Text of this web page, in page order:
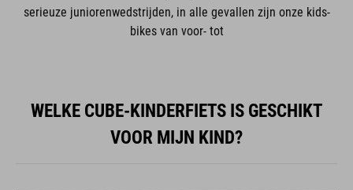
serieuze juniorenwedstrijden, in alle gevallen zijn onze kids-
bikes van voor- tot
WELKE CUBE-KINDERFIETS IS GESCHIKT
VOOR MIJN KIND?